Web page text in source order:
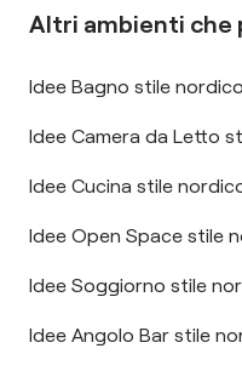
Altri ambienti che
Idee Bagno stile nordico
Idee Camera da Letto
Idee Cucina stile
Idee Open Space stile
Idee Soggiorno stile
Idee Angolo Bar stile